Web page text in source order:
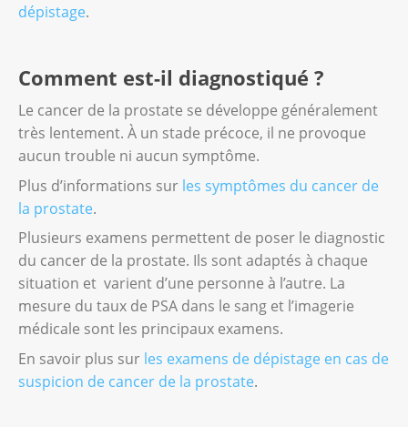
dépistage.
Comment est-il diagnostiqué ?
Le cancer de la prostate se développe généralement
très lentement. À un stade précoce, il ne provoque
aucun trouble ni aucun symptôme.
Plus d’informations sur les symptômes du cancer de
la prostate.
Plusieurs examens permettent de poser le diagnostic
du cancer de la prostate. Ils sont adaptés à chaque
situation et varient d’une personne à l’autre. La
mesure du taux de PSA dans le sang et l’imagerie
médicale sont les principaux examens.
En savoir plus sur les examens de dépistage en cas de
suspicion de cancer de la prostate.